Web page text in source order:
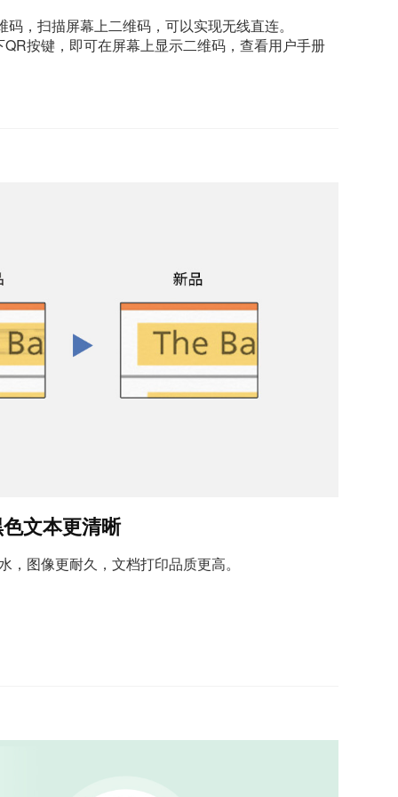
，扫描屏幕上二维码，可以实现无线直连。
按键，即可在屏幕上显示二维码，查看用户手册
文本更清晰
，图像更耐久，文档打印品质更高。